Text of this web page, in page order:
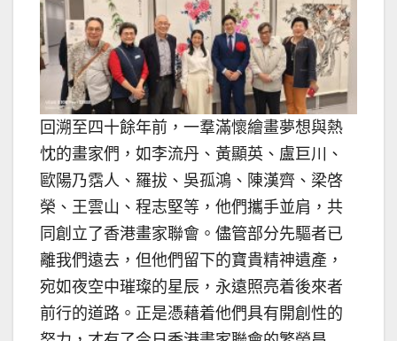
回溯至四十餘年前，一羣滿懷繪畫夢想與熱
忱的畫家們，如李流丹、黃顯英、盧巨川、
歐陽乃霑人、羅拔、吳孤鴻、陳漢齊、梁啓
榮、王雲山、程志堅等，他們攜手並肩，共
同創立了香港畫家聯會。儘管部分先驅者已
離我們遠去，但他們留下的寶貴精神遺產，
宛如夜空中璀璨的星辰，永遠照亮着後來者
前行的道路。正是憑藉着他們具有開創性的